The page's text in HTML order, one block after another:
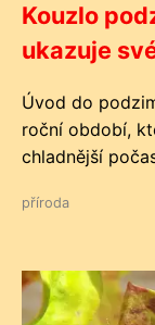
Kouzlo
ukazuje
Úvod do
roční období,
chladnější
příroda